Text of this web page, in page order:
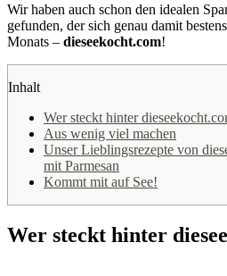
Wir haben auch schon den idealen
gefunden, der sich genau damit
Monats – dieseekocht.com!
Inhalt
Wer steckt hinter
Aus wenig viel machen
Unser Lieblingsrezepte von
mit Parmesan
Kommt mit auf See!
Wer steckt hinter